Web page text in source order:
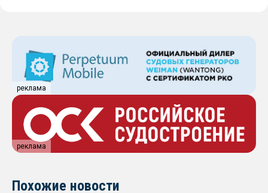
реклама
реклама
Похожие новости